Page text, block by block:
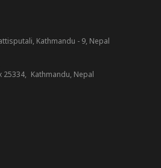
Kathmandu - 9, Nepal
25334, Kathmandu, Nepal